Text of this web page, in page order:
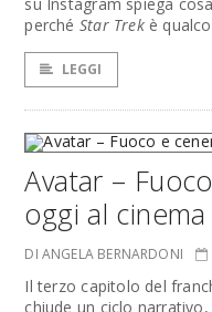
perché Star Trekè
LEGGI
Avatar –
oggi al cinema
DI ANGELA BERNARDONI
Il terzo capitolo del
chiude un ciclo